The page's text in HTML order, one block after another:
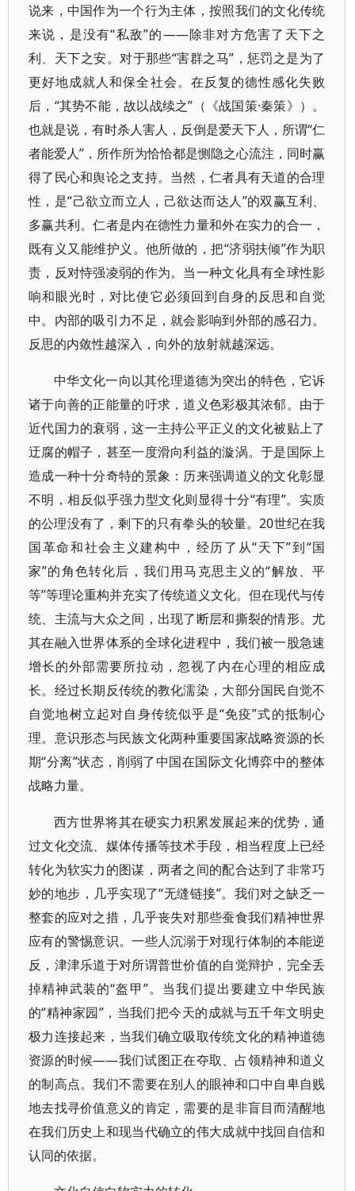
说来，中国作为一个行为主体，按照我们的文化传统
来说，是没有“私敌”的——除非对方危害了天下之
利、天下之安。对于那些“害群之马”，惩罚之是为了
更好地成就人和保全社会。在反复的德性感化失败
后，“其势不能，故以战续之”（《战国策·秦策》）。
也就是说，有时杀人害人，反倒是爱天下人，所谓“仁
者能爱人”，所作所为恰恰都是恻隐之心流注，同时赢
得了民心和舆论之支持。当然，仁者具有天道的合理
性，是“己欲立而立人，己欲达而达人”的双赢互利、
多赢共利。仁者是内在德性力量和外在实力的合一，
既有义又能维护义。他所做的，把“济弱扶倾”作为职
责，反对恃强凌弱的作为。当一种文化具有全球性影
响和眼光时，对比使它必须回到自身的反思和自觉
中。内部的吸引力不足，就会影响到外部的感召力。
反思的内敛性越深入，向外的放射就越深远。
中华文化一向以其伦理道德为突出的特色，它诉
诸于向善的正能量的吁求，道义色彩极其浓郁。由于
近代国力的衰弱，这一主持公平正义的文化被贴上了
迂腐的帽子，甚至一度滑向利益的漩涡。于是国际上
造成一种十分奇特的景象：历来强调道义的文化彰显
不明，相反似乎强力型文化则显得十分“有理”。实质
的公理没有了，剩下的只有拳头的较量。20世纪在我
国革命和社会主义建构中，经历了从“天下”到“国
家”的角色转化后，我们用马克思主义的“解放、平
等”等理论重构并充实了传统道义文化。但在现代与传
统、主流与大众之间，出现了断层和撕裂的情形。尤
其在融入世界体系的全球化进程中，我们被一股急速
增长的外部需要所拉动，忽视了内在心理的相应成
长。经过长期反传统的教化濡染，大部分国民自觉不
自觉地树立起对自身传统似乎是“免疫”式的抵制心
理。意识形态与民族文化两种重要国家战略资源的长
期“分离”状态，削弱了中国在国际文化博弈中的整体
战略力量。
西方世界将其在硬实力积累发展起来的优势，通
过文化交流、媒体传播等技术手段，相当程度上已经
转化为软实力的图谋，两者之间的配合达到了非常巧
妙的地步，几乎实现了“无缝链接”。我们对之缺乏一
整套的应对之措，几乎丧失对那些蚕食我们精神世界
应有的警惕意识。一些人沉溺于对现行体制的本能逆
反，津津乐道于对所谓普世价值的自觉辩护，完全丢
掉精神武装的“盔甲”。当我们提出要建立中华民族
的“精神家园”，当我们把今天的成就与五千年文明史
极力连接起来，当我们确立吸取传统文化的精神道德
资源的时候——我们试图正在夺取、占领精神和道义
的制高点。我们不需要在别人的眼神和口中自卑自贱
地去找寻价值意义的肯定，需要的是非盲目而清醒地
在我们历史上和现当代确立的伟大成就中找回自信和
认同的依据。